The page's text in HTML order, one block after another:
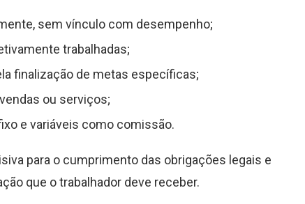
sem vínculo com desempenho;
trabalhadas;
finalização de metas específicas;
ou serviços;
e variáveis como comissão.
para o cumprimento das obrigações legais e
que o trabalhador deve receber.